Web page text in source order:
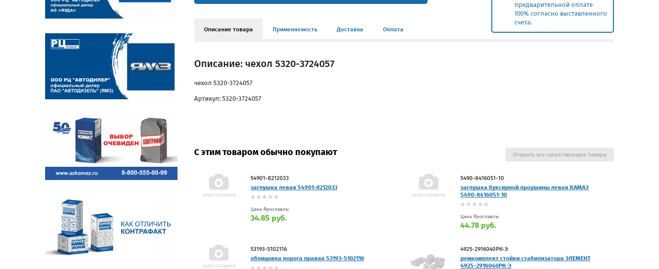
предварительной оплате
100% согласно выставленного
счета.
Описание товара Применяемость Доставка Оплата
Описание: чехол 5320-3724057
чехол 5320-3724057
Артикул: 5320-3724057
С этим товаром обычно покупают
54901-8212033
заглушка левая 54901-8212033
Цена Ярославль:
34.85 руб.
5490-8416051-10
заглушка буксирной проушины левая КАМАЗ
5490-8416051-10
Цена Ярославль:
44.78 руб.
53193-5102116
облицовка порога правая 53193-5102116
4925-2916040РК-Э
ремкомплект стойки стабилизатора ЭЛЕМЕНТ
4925-2916040РК-Э
Открыть все сопутствующие товары